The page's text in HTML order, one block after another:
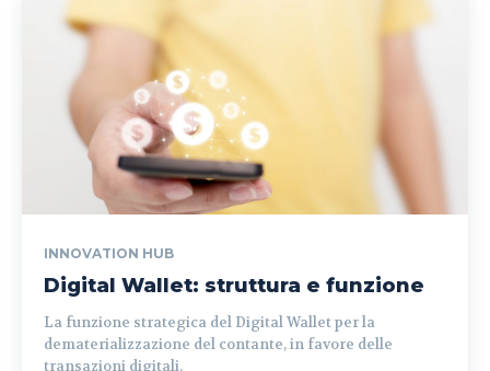
INNOVATION HUB
Digital Wallet: struttura e funzione
La funzione strategica del Digital Wallet per la
dematerializzazione del contante, in favore delle
transazioni digitali.